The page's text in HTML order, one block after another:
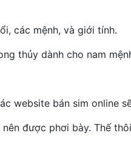
các mệnh, và giới tính.
thủy dành cho nam
website bán sim online
được phơi bày. Thế